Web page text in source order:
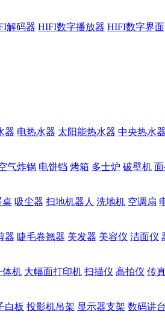
解码器 HIFI数字播放器 HIFI数字界面
器 电热水器 太阳能热水器 中央热水器
气炸锅 电饼铛 烤箱 多士炉 破壁机
桌 吸尘器 扫地机器人 洗地机 空调扇
器 睫毛卷翘器 美发器 美容仪 洁面仪
体机 大幅面打印机 扫描仪 高拍仪 传
白板 投影机吊架 显示器支架 数码讲